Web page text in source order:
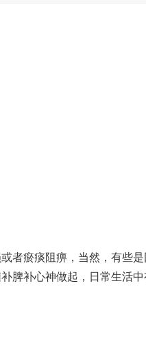
者瘀痰阻痹，当然，有些
脾补心神做起，日常生活